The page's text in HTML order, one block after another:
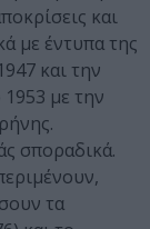
και
με έντυπα της
και την
με την
σποραδικά.
τα